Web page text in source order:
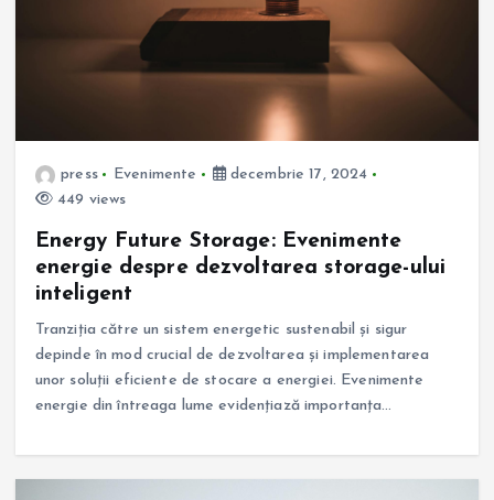
press Evenimente
decembrie 17, 2024
449 views
Energy Future Storage: Evenimente
energie despre dezvoltarea storage-ului
inteligent
Tranziția către un sistem energetic sustenabil și sigur
depinde în mod crucial de dezvoltarea și implementarea
unor soluții eficiente de stocare a energiei. Evenimente
energie din întreaga lume evidențiază importanța…